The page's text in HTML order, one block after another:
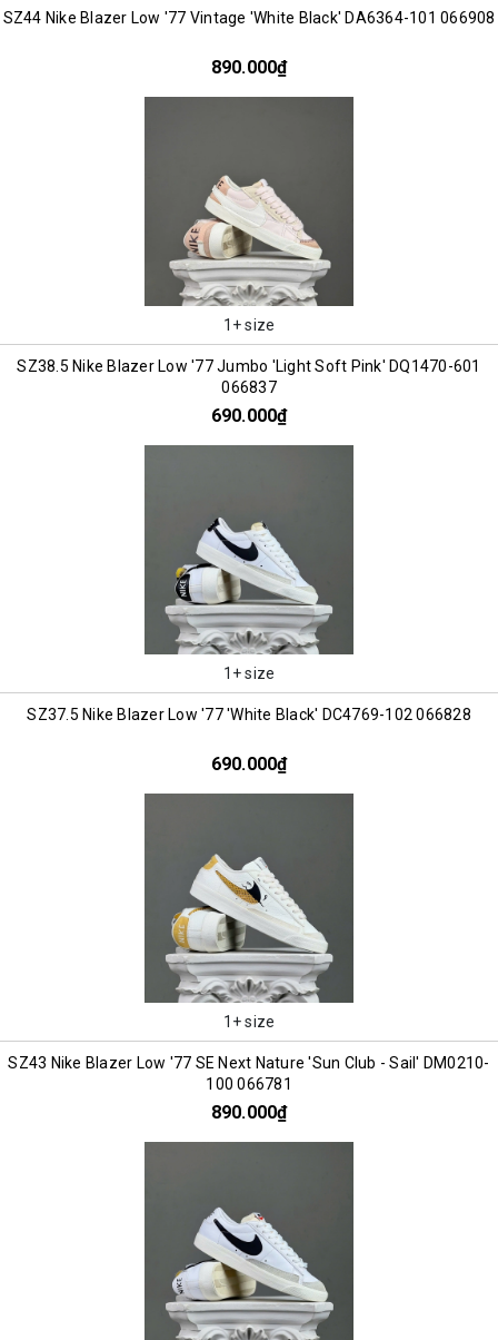
SZ44 Nike Blazer Low '77 Vintage 'White Black' DA6364-101 066908
890.000₫
1+ size
SZ38.5 Nike Blazer Low '77 Jumbo 'Light Soft Pink' DQ1470-601
066837
690.000₫
1+ size
SZ37.5 Nike Blazer Low '77 'White Black' DC4769-102 066828
690.000₫
1+ size
SZ43 Nike Blazer Low '77 SE Next Nature 'Sun Club - Sail' DM0210-
100 066781
890.000₫